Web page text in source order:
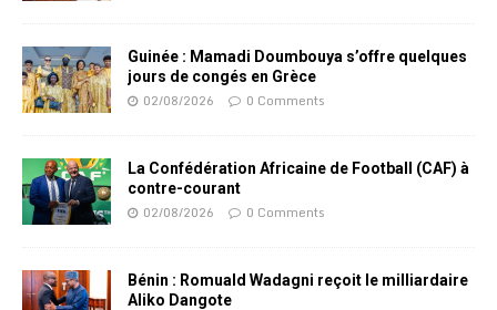
Guinée : Mamadi Doumbouya s’offre quelques
jours de congés en Grèce
02/08/2026 0 Comments
La Confédération Africaine de Football (CAF) à
contre-courant
02/08/2026 0 Comments
Bénin : Romuald Wadagni reçoit le milliardaire
Aliko Dangote